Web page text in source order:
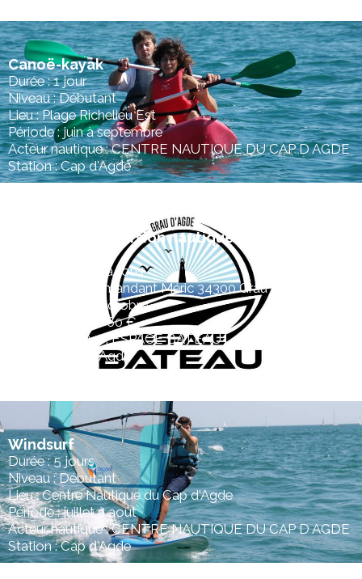
Canoë-kayak
Durée : 1 jour
Niveau : Débutant
Lieu : Plage Richelieu Est
Période : juin à septembre
Acteur nautique : CENTRE NAUTIQUE DU CAP D AGDE
Station : Cap d'Agde
Promenade Excursion nautique
Niveau : Adapté à tous
Lieu : Quai Commandant Méric 34300 Grau d'Agde
Période : mai à octobre
Tarif : A partir de 60 €
Acteur nautique : ESPACE BATEAU
Station : Cap d'Agde
Windsurf
Durée : 5 jours
Niveau : Débutant
Lieu : Centre Nautique du Cap d'Agde
Période : juillet à août
Acteur nautique : CENTRE NAUTIQUE DU CAP D AGDE
Station : Cap d'Agde